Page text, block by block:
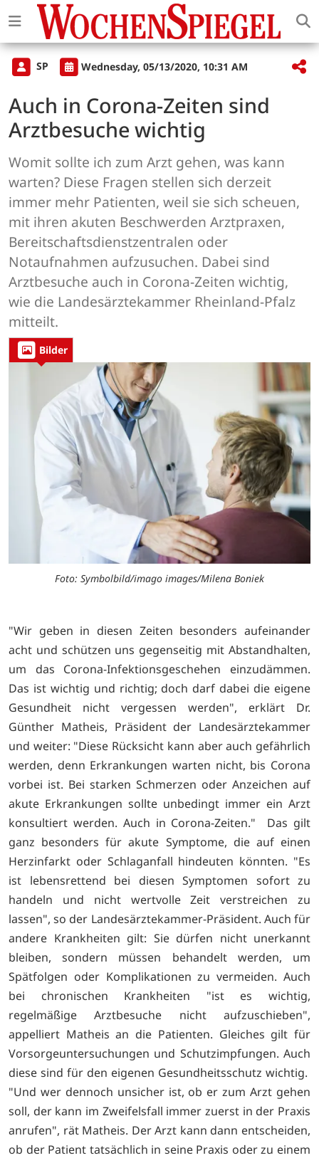
SP Wednesday, 05/13/2020, 10:31 AM
Auch in Corona-Zeiten sind
Arztbesuche wichtig
Womit sollte ich zum Arzt gehen, was kann
warten? Diese Fragen stellen sich derzeit
immer mehr Patienten, weil sie sich scheuen,
mit ihren akuten Beschwerden Arztpraxen,
Bereitschaftsdienstzentralen oder
Notaufnahmen aufzusuchen. Dabei sind
Arztbesuche auch in Corona-Zeiten wichtig,
wie die Landesärztekammer Rheinland-Pfalz
mitteilt.
Bilder
Foto: Symbolbild/imago images/Milena Boniek
"Wir geben in diesen Zeiten besonders aufeinander
acht und schützen uns gegenseitig mit Abstandhalten,
um das Corona-Infektionsgeschehen einzudämmen.
Das ist wichtig und richtig; doch darf dabei die eigene
Gesundheit nicht vergessen werden", erklärt Dr.
Günther Matheis, Präsident der Landesärztekammer
und weiter: "Diese Rücksicht kann aber auch gefährlich
werden, denn Erkrankungen warten nicht, bis Corona
vorbei ist. Bei starken Schmerzen oder Anzeichen auf
akute Erkrankungen sollte unbedingt immer ein Arzt
konsultiert werden. Auch in Corona-Zeiten." Das gilt
ganz besonders für akute Symptome, die auf einen
Herzinfarkt oder Schlaganfall hindeuten könnten. "Es
ist lebensrettend bei diesen Symptomen sofort zu
handeln und nicht wertvolle Zeit verstreichen zu
lassen", so der Landesärztekammer-Präsident. Auch für
andere Krankheiten gilt: Sie dürfen nicht unerkannt
bleiben, sondern müssen behandelt werden, um
Spätfolgen oder Komplikationen zu vermeiden. Auch
bei chronischen Krankheiten "ist es wichtig,
regelmäßige Arztbesuche nicht aufzuschieben",
appelliert Matheis an die Patienten. Gleiches gilt für
Vorsorgeuntersuchungen und Schutzimpfungen. Auch
diese sind für den eigenen Gesundheitsschutz wichtig.
"Und wer dennoch unsicher ist, ob er zum Arzt gehen
soll, der kann im Zweifelsfall immer zuerst in der Praxis
anrufen", rät Matheis. Der Arzt kann dann entscheiden,
ob der Patient tatsächlich in seine Praxis oder zu einem